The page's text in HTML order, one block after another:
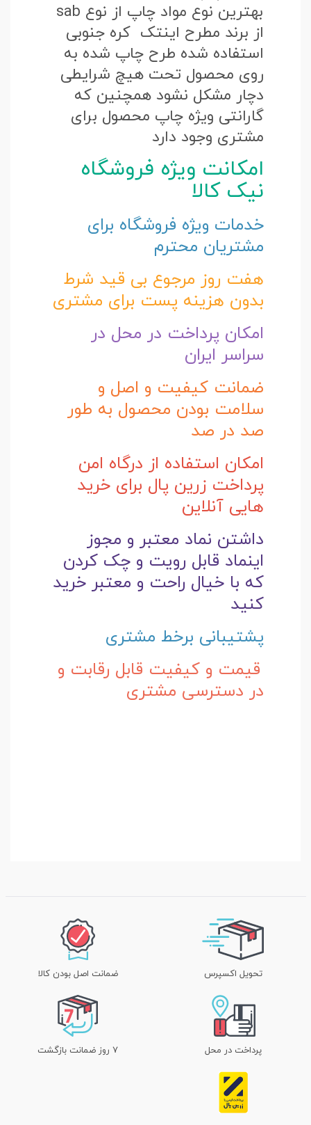
بهترین نوع مواد چاپ از نوع sab
از برند مطرح اینتک کره جنوبی
استفاده شده طرح چاپ شده به
روی محصول تحت هیچ شرایطی
دچار مشکل نشود همچنین که
گارانتی ویژه چاپ محصول برای
مشتری وجود دارد
امکانت ویژه فروشگاه
نیک کالا
خدمات ویژه فروشگاه برای
مشتریان محترم
هفت روز مرجوع بی قید شرط
بدون هزینه پست برای مشتری
امکان پرداخت در محل در
سراسر ایران
ضمانت کیفیت و اصل و
سلامت بودن محصول به طور
صد در صد
امکان استفاده از درگاه امن
پرداخت زرین پال برای خرید
هایی آنلاین
داشتن نماد معتبر و مجوز
اینماد قابل رویت و چک کردن
که با خیال راحت و معتبر خرید
کنید
پشتیبانی برخط مشتری
قیمت و کیفیت قابل رقابت و
در دسترسی مشتری
تحویل اکسپرس ضمانت اصل بودن کالا
پرداخت در محل ۷ روز ضمانت بازگشت